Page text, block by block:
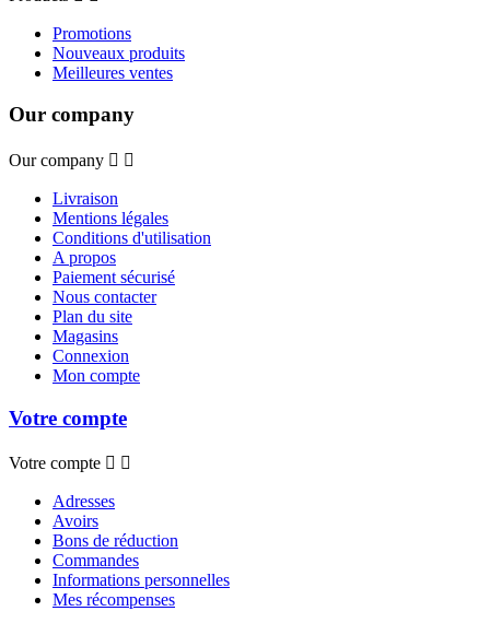
Promotions
Nouveaux produits
Meilleures ventes
Our company
Our company  
Livraison
Mentions légales
Conditions d'utilisation
A propos
Paiement sécurisé
Nous contacter
Plan du site
Magasins
Connexion
Mon compte
Votre compte
Votre compte  
Adresses
Avoirs
Bons de réduction
Commandes
Informations personnelles
Mes récompenses